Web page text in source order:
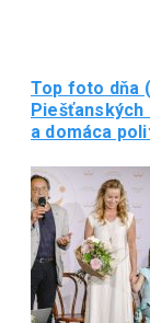
Top foto dňa
Piešťanských
a domáca